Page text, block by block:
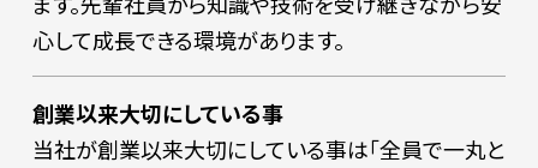
心して成長できる環境があります。
創業以来大切にしている事
当社が創業以来大切にしている事は「全員で一丸と